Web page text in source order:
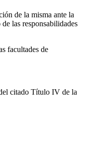
de la misma ante la
las responsabilidades
facultades de
citado Título IV de la